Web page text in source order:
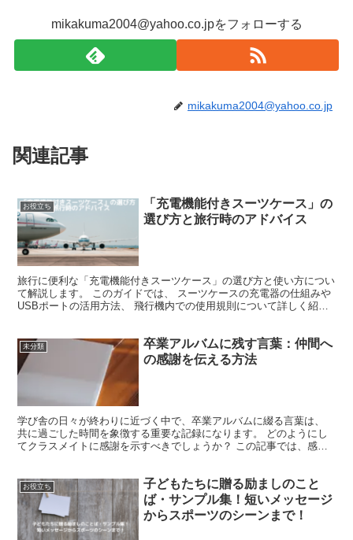
mikakuma2004@yahoo.co.jpをフォローする
mikakuma2004@yahoo.co.jp
関連記事
お役立ち
「充電機能付きスーツケース」の
選び方と旅行時のアドバイス
旅行に便利な「充電機能付きスーツケース」の選び方と使い方につい
て解説します。 このガイドでは、 スーツケースの充電器の仕組みや
USBポートの活用方法、 飛行機内での使用規則について詳しく紹介
未分類
卒業アルバムに残す言葉：仲間へ
の感謝を伝える方法
学び舎の日々が終わりに近づく中で、卒業アルバムに綴る言葉は、
共に過ごした時間を象徴する重要な記録になります。 どのようにし
てクラスメイトに感謝を示すべきでしょうか？ この記事では、感動
お役立ち
子どもたちに贈る励ましのこと
ば・サンプル集！短いメッセージ
からスポーツのシーンまで！